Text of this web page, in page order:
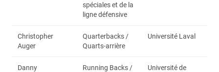
spéciales et de la
ligne défensive
Christopher
Auger
Quarterbacks /
Quarts-arrière
Université Laval
Danny
Running Backs /
Université de